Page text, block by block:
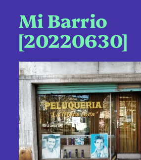
Mi Barrio
[20220630]